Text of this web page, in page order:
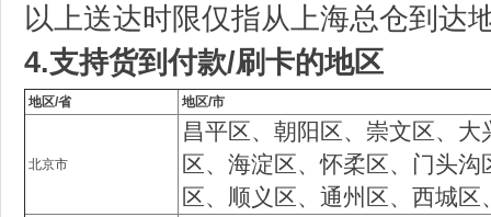
以上送达时限仅指从上海总仓到达
4.支持货到付款/刷卡的地区
地区/省 地区/市
北京市
昌平区、朝阳区、崇文区、
区、海淀区、怀柔区、门头
区、顺义区、通州区、西城区